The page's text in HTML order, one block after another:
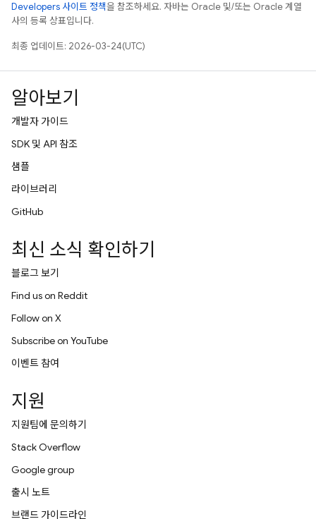
Developers 사이트 정책을 참조하세요. 자바는 Oracle 및/또는 Oracle 계열
사의 등록 상표입니다.
최종 업데이트: 2026-03-24(UTC)
알아보기
개발자 가이드
SDK 및 API 참조
샘플
라이브러리
GitHub
최신 소식 확인하기
블로그 보기
Find us on Reddit
Follow on X
Subscribe on YouTube
이벤트 참여
지원
지원팀에 문의하기
Stack Overflow
Google group
출시 노트
브랜드 가이드라인